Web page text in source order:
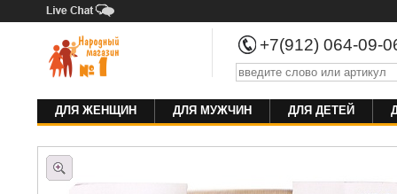
+7(912) 064-09-
ДЛЯ ЖЕНЩИН ДЛЯ МУЖЧИН ДЛЯ ДЕТЕЙ